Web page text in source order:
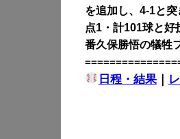
を追加し、4-1と
点1・計101球と
番久保勝悟の犠牲
日程・結果｜